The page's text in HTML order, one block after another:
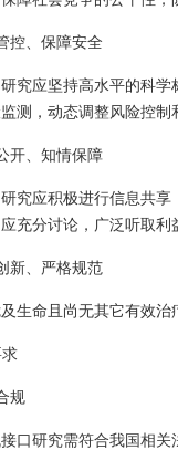
控、保障安全
究应坚持高水平的科
测，动态调整风险控
开、知情保障
究应积极进行信息共
充分讨论，广泛听取利
新、严格规范
生命且尚无其它有效
规
口研究需符合我国相